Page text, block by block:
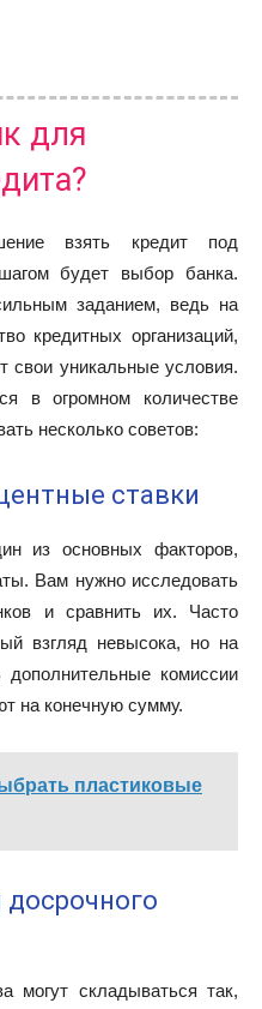
для
взять кредит под
будет выбор банка.
заданием, ведь на
кредитных организаций,
свои уникальные условия.
в огромном количестве
несколько советов:
ставки
из основных факторов,
Вам нужно исследовать
и сравнить их. Часто
взгляд невысока, но на
комиссии
на конечную сумму.
пластиковые
досрочного
могут складываться так,